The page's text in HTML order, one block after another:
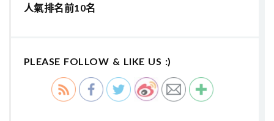
人氣排名前10名
PLEASE FOLLOW & LIKE US :)